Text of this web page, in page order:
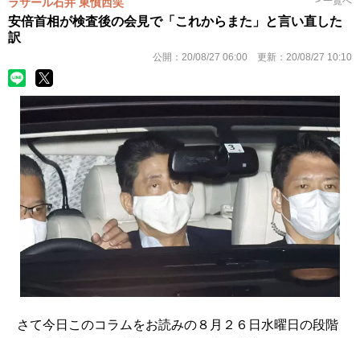
安倍首相が検査後の会見で「これからまた」と言い直した
訳
公開： 20/08/27 06:00 更新： 20/08/27 10:10
さて今日このコラムをお読みの８月２６日水曜日の段階